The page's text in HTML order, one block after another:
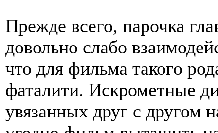
Прежде всего, парочка
довольно слабо
что для фильма такого
фаталити. Искрометные
увязанных друг с другом